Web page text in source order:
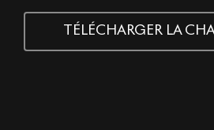
TÉLÉCHARGER LA